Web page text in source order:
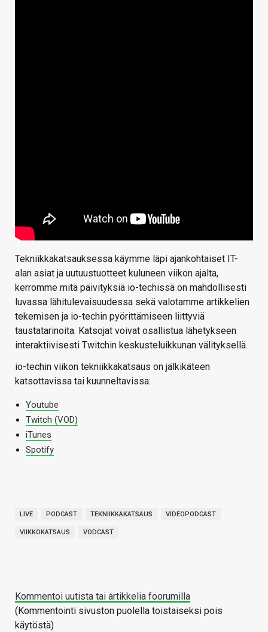
Tekniikkakatsauksessa käymme läpi ajankohtaiset IT-
alan asiat ja uutuustuotteet kuluneen viikon ajalta,
kerromme mitä päivityksiä io-techissä on mahdollisesti
luvassa lähitulevaisuudessa sekä valotamme artikkelien
tekemisen ja io-techin pyörittämiseen liittyviä
taustatarinoita. Katsojat voivat osallistua lähetykseen
interaktiivisesti Twitchin keskusteluikkunan välityksellä.
io-techin viikon tekniikkakatsaus on jälkikäteen
katsottavissa tai kuunneltavissa:
Youtube
Twitch (VOD)
iTunes
Spotify
LIVE PODCAST TEKNIIKKAKATSAUS VIDEOPODCAST
VIIKKOKATSAUS VODCAST
Kommentoi uutista tai artikkelia foorumilla
(Kommentointi sivuston puolella toistaiseksi pois
käytöstä)